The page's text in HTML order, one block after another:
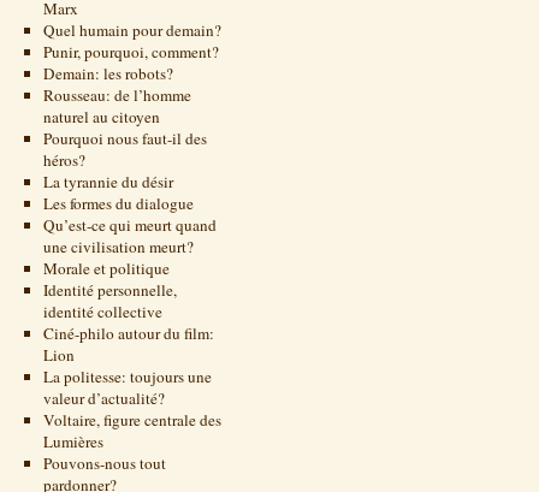
Marx
Quel humain pour demain?
Punir, pourquoi, comment?
Demain: les robots?
Rousseau: de l’homme
naturel au citoyen
Pourquoi nous faut-il des
héros?
La tyrannie du désir
Les formes du dialogue
Qu’est-ce qui meurt quand
une civilisation meurt?
Morale et politique
Identité personnelle,
identité collective
Ciné-philo autour du film:
Lion
La politesse: toujours une
valeur d’actualité?
Voltaire, figure centrale des
Lumières
Pouvons-nous tout
pardonner?